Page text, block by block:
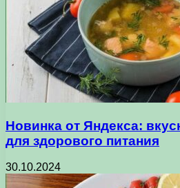
Новинка от Яндекса:
для здорового питания
30.10.2024